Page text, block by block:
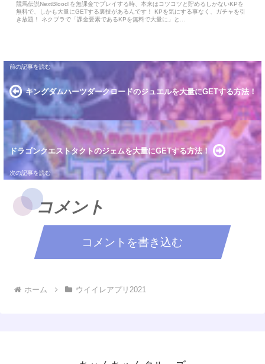
競馬伝説NextBlood!を無課金でプレイする時、本来はコツコツと貯めるしかないKPを
無料で、しかも大量にGETする裏技があるんです！ KPを気にする事なく、ガチャを引
き放題！ ネクブラで「課金要素であるKPを無料で大量に」と...
キングダムハーツダークロードのジュエルを大量にGETする方法！
ドラゴンクエストタクトのジェムを大量にGETする方法！
コメント
コメントを書き込む
ホーム ウイイレアプリ2021